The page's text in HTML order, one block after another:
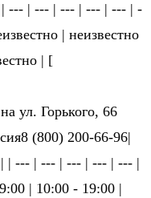
| --- | --- | --- | --- | -
| не­из­вест­но
| [
ул. Горького, 66
(800) 200-66-96|
--- | --- | --- | --- | --- |
| 10:00 - 19:00 |